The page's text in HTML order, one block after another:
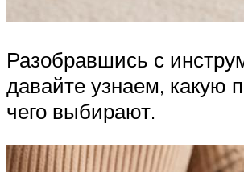
Разобравшись с
давайте узнаем, какую
чего выбирают.